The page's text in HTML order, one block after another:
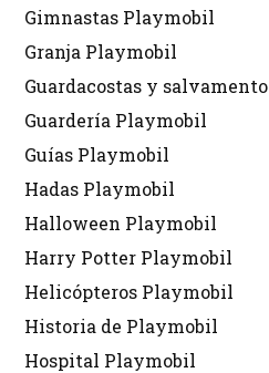
Gimnastas Playmobil
Granja Playmobil
Guardacostas y salvamento
Guardería Playmobil
Guías Playmobil
Hadas Playmobil
Halloween Playmobil
Harry Potter Playmobil
Helicópteros Playmobil
Historia de Playmobil
Hospital Playmobil